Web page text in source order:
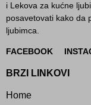
i Lekova za kućne
posavetovati kako da
ljubimca.
FACEBOOK
BRZI LINKOVI
Home